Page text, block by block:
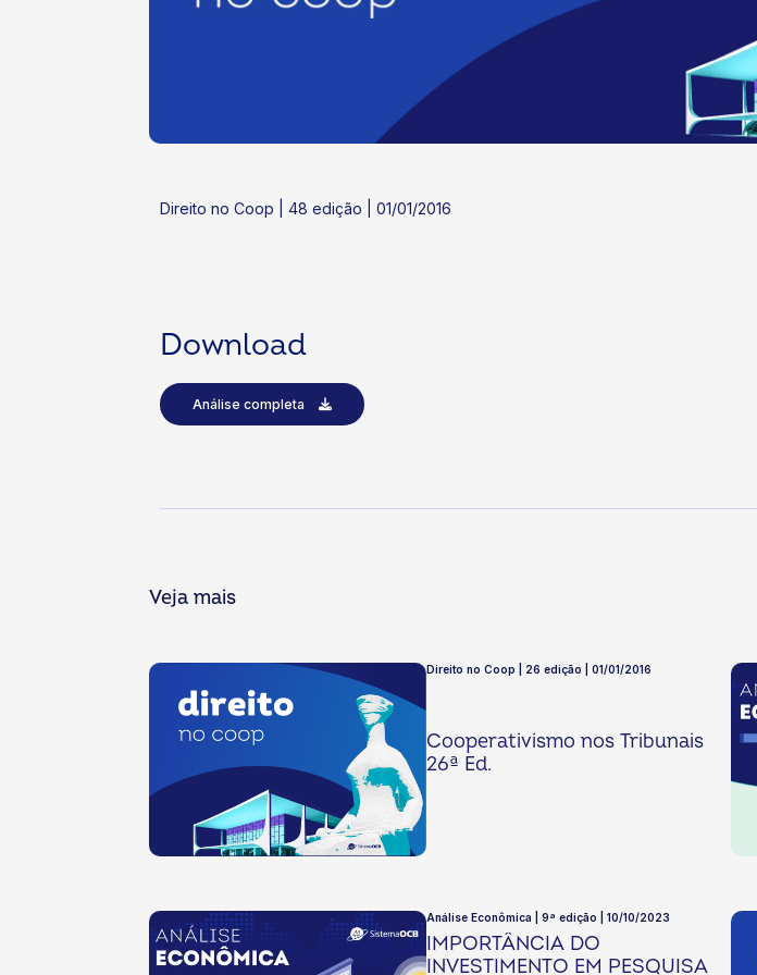
Direito no Coop | 48 edição | 01/01/2016
Download
Análise completa
Veja mais
Direito no Coop | 26 edição | 01/01/2016
Cooperativismo nos Tribunais
26ª Ed.
Análise Econômica | 9ª edição | 10/10/2023
IMPORTÂNCIA DO
INVESTIMENTO EM PESQUISA